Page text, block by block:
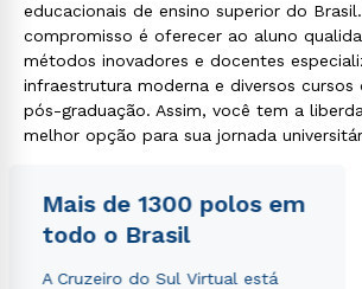
educacionais de ensino superior do
compromisso é oferecer ao aluno
métodos inovadores e docentes
infraestrutura moderna e diversos cursos
pós-graduação. Assim, você tem a
melhor opção para sua jornada
Mais de 1300 polos em
todo o Brasil
A Cruzeiro do Sul Virtual está